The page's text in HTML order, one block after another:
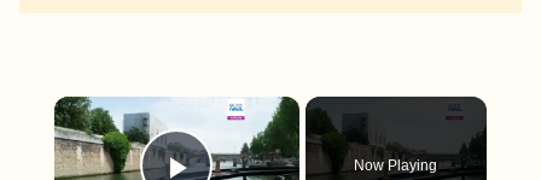
×
Now Playing